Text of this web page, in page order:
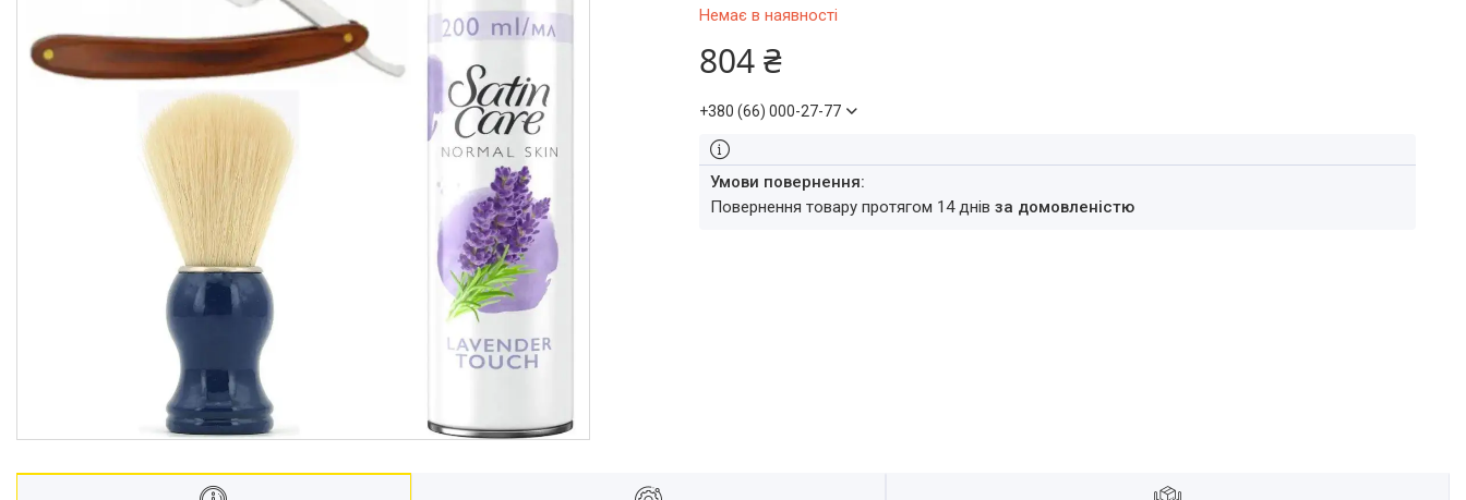
Екіпірування для полювання та
риболовлі
Засоби приглушення
радіосигналу
Побутова хімія з Європи
Меблеві тканини
Аксесуари для мобільних
Електричні зубні щітки
Про нас
Немає в наявності
804 ₴
+380 (66) 000-27-77
повернення товару протягом 14 днівза домовленістю